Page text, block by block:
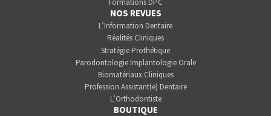
Formations DPC
NOS REVUES
L’Information Dentaire
Réalités Cliniques
Stratégie Prothétique
Parodontologie Implantologie Orale
Biomatériaux Cliniques
Profession Assistant(e) Dentaire
L’Orthodontiste
BOUTIQUE